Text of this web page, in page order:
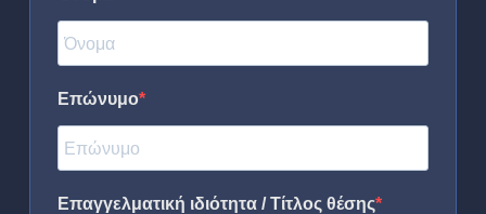
Επώνυμο
Επαγγελματική ιδιότητα / Τίτλος θέσης